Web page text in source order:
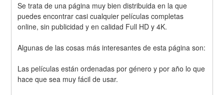
Se trata de una página muy bien distribuida en la que
puedes encontrar casi cualquier películas completas
online, sin publicidad y en calidad Full HD y 4K.
Algunas de las cosas más interesantes de esta página son:
Las películas están ordenadas por género y por año lo que
hace que sea muy fácil de usar.